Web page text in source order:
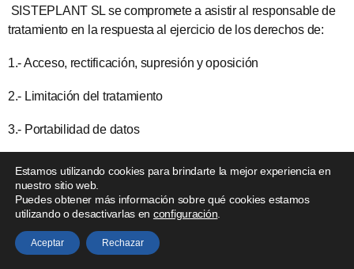
SISTEPLANT SL se compromete a asistir al responsable de
tratamiento en la respuesta al ejercicio de los derechos de:
1.- Acceso, rectificación, supresión y oposición
2.- Limitación del tratamiento
3.- Portabilidad de datos
automatizadas (incluida la elaboración de perfiles)
Cuando las personas afectadas ejerzan los derechos de
acceso, rectificación, supresión y oposición, limitación del
tratamiento, portabilidad de datos y a no ser objeto de
Estamos utilizando cookies para brindarte la mejor experiencia en
nuestro sitio web.
Puedes obtener más información sobre qué cookies estamos
utilizando o desactivarlas en configuración
Aceptar Rechazar